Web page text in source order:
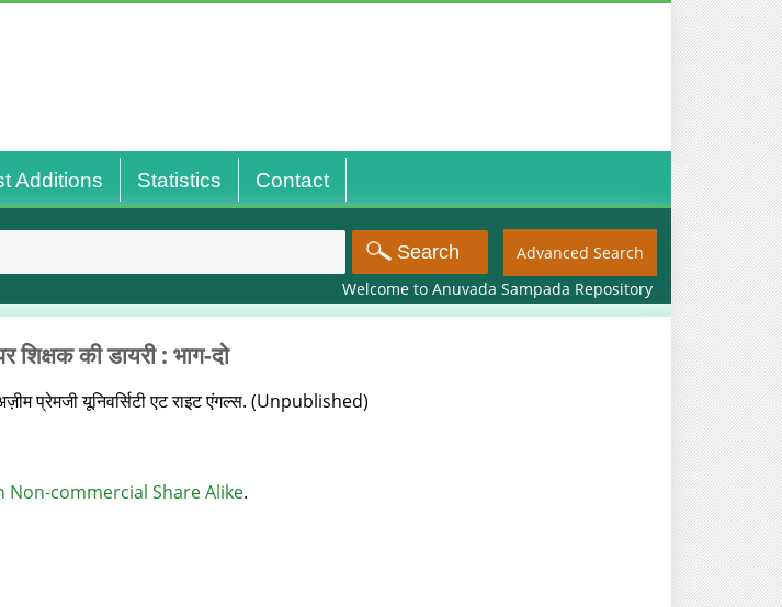
Additions Statistics Contact
Advanced Search
Welcome to Anuvada Sampada Repository
की डायरी : भाग-दो
प्रेमजी यूनिवर्सिटी एट राइट एंगल्स. (Unpublished)
commercial Share Alike.